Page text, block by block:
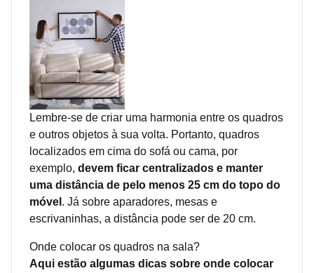
Lembre-se de criar uma harmonia entre os quadros
e outros objetos à sua volta. Portanto, quadros
localizados em cima do sofá ou cama, por
exemplo, devem ficar centralizados e manter
uma distância de pelo menos 25 cm do topo do
móvel . Já sobre aparadores, mesas e
escrivaninhas, a distância pode ser de 20 cm.
Onde colocar os quadros na sala?
Aqui estão algumas dicas sobre onde colocar